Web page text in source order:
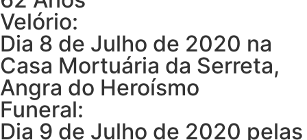
Velório:
Dia 8 de Julho de 2020 na
Casa Mortuária da Serreta,
Angra do Heroísmo
Funeral:
Dia 9 de Julho de 2020 pelas